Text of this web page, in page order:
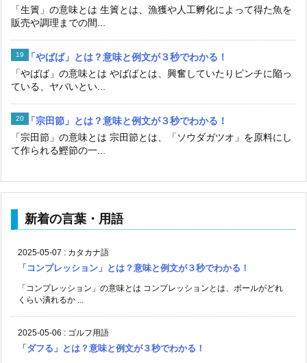
「生簀」の意味とは 生簀とは、漁獲や人工孵化によって得た魚を
販売や調理までの間...
「やばば」とは？意味と例文が３秒でわかる！
「やばば」の意味とは やばばとは、興奮していたりピンチに陥っ
ている、ヤバいとい...
「宗田節」とは？意味と例文が３秒でわかる！
「宗田節」の意味とは 宗田節とは、「ソウダガツオ」を原料にし
て作られる鰹節の一...
新着の言葉・用語
2025-05-07 : カタカナ語
「コンプレッション」とは？意味と例文が３秒でわかる！
「コンプレッション」の意味とは コンプレッションとは、ボールがどれ
くらい潰れるか ...
2025-05-06 : ゴルフ用語
「ダフる」とは？意味と例文が３秒でわかる！